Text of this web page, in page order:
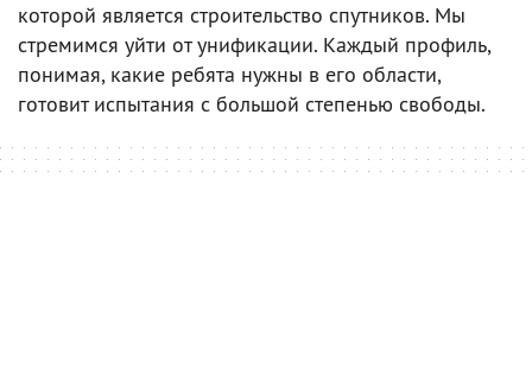
которой является строительство спутников. Мы
стремимся уйти от унификации. Каждый профиль,
понимая, какие ребята нужны в его области,
готовит испытания с большой степенью свободы.